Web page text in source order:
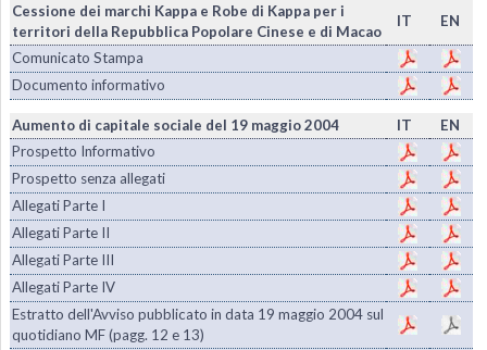
Cessione dei marchi Kappa e Robe di Kappa per i
territori della Repubblica Popolare Cinese e di Macao
IT EN
Comunicato Stampa
Documento informativo
Aumento di capitale sociale del 19 maggio 2004 IT
EN
Prospetto Informativo
Prospetto senza allegati
Allegati Parte I
Allegati Parte II
Allegati Parte III
Allegati Parte IV
Estratto dell'Avviso pubblicato in data 19 maggio 2004 sul
quotidiano MF (pagg. 12 e 13)